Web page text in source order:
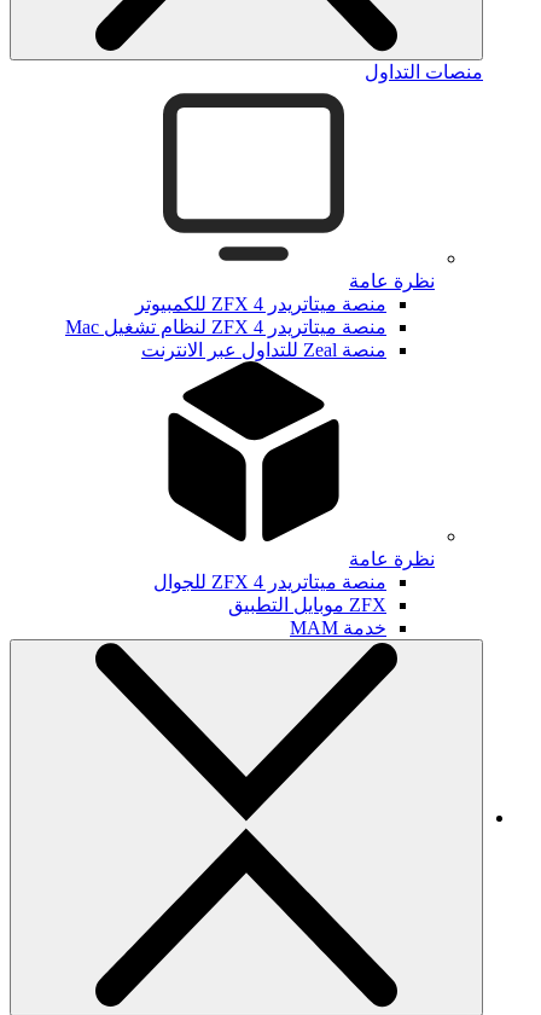
منصات التداول
نظرة عامة
منصة ميتاتريدر ZFX 4 للكمبيوتر
منصة ميتاتريدر ZFX 4 لنظام تشغيل Mac
منصة Zeal للتداول عبر الانترنت
نظرة عامة
منصة ميتاتريدر ZFX 4 للجوال
ZFX موبايل التطبيق
خدمة MAM